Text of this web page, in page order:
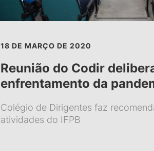
18 DE MARÇO DE 2020
Reunião do Codir
enfrentamento da
Colégio de Dirigentes faz
atividades do IFPB